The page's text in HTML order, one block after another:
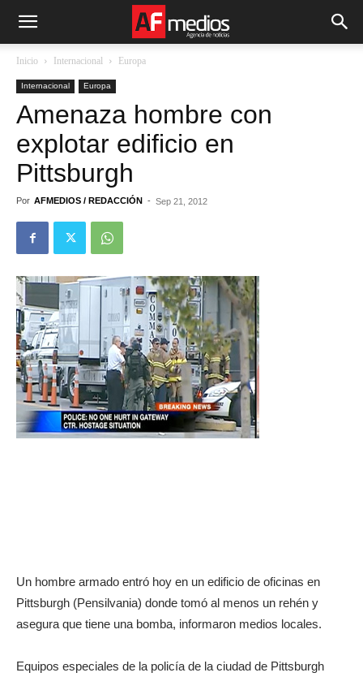
Inicio Internacional Europa
Internacional Europa
Amenaza hombre con
explotar edificio en
Pittsburgh
Por AFMEDIOS / REDACCIÓN - Sep 21, 2012
Un hombre armado entró hoy en un edificio de oficinas en
Pittsburgh (Pensilvania) donde tomó al menos un rehén y
asegura que tiene una bomba, informaron medios locales.
Equipos especiales de la policía de la ciudad de Pittsburgh